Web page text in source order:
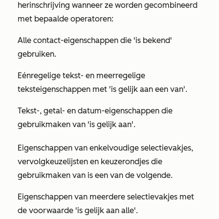
herinschrijving wanneer ze worden gecombineerd
met bepaalde operatoren:
Alle contact-eigenschappen die 'is bekend'
gebruiken.
Eénregelige tekst- en meerregelige
teksteigenschappen met 'is gelijk aan een van'.
Tekst-, getal- en datum-eigenschappen die
gebruikmaken van 'is gelijk aan'.
Eigenschappen van enkelvoudige selectievakjes,
vervolgkeuzelijsten en keuzerondjes die
gebruikmaken van is een van de volgende.
Eigenschappen van meerdere selectievakjes met
de voorwaarde 'is gelijk aan alle'.